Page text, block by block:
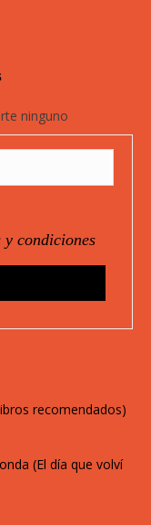
ninguno
condiciones
recomendados)
(El día que volví